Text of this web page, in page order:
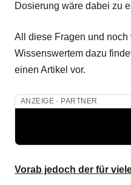
Dosierung wäre dabei zu
All diese Fragen und noch
Wissenswertem dazu
einen Artikel vor.
ANZEIGE · PARTNER
Vorab jedoch der für